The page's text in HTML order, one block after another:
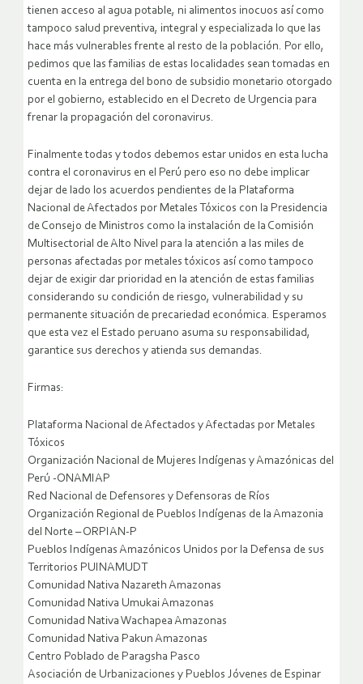
tienen acceso al agua potable, ni alimentos inocuos así como
tampoco salud preventiva, integral y especializada lo que las
hace más vulnerables frente al resto de la población. Por ello,
pedimos que las familias de estas localidades sean tomadas en
cuenta en la entrega del bono de subsidio monetario otorgado
por el gobierno, establecido en el Decreto de Urgencia para
frenar la propagación del coronavirus.
Finalmente todas y todos debemos estar unidos en esta lucha
contra el coronavirus en el Perú pero eso no debe implicar
dejar de lado los acuerdos pendientes de la Plataforma
Nacional de Afectados por Metales Tóxicos con la Presidencia
de Consejo de Ministros como la instalación de la Comisión
Multisectorial de Alto Nivel para la atención a las miles de
personas afectadas por metales tóxicos así como tampoco
dejar de exigir dar prioridad en la atención de estas familias
considerando su condición de riesgo, vulnerabilidad y su
permanente situación de precariedad económica. Esperamos
que esta vez el Estado peruano asuma su responsabilidad,
garantice sus derechos y atienda sus demandas.
Firmas:
Plataforma Nacional de Afectados y Afectadas por Metales
Tóxicos
Organización Nacional de Mujeres Indígenas y Amazónicas del
Perú -ONAMIAP
Red Nacional de Defensores y Defensoras de Ríos
Organización Regional de Pueblos Indígenas de la Amazonia
del Norte – ORPIAN-P
Pueblos Indígenas Amazónicos Unidos por la Defensa de sus
Territorios PUINAMUDT
Comunidad Nativa Nazareth Amazonas
Comunidad Nativa Umukai Amazonas
Comunidad Nativa Wachapea Amazonas
Comunidad Nativa Pakun Amazonas
Centro Poblado de Paragsha Pasco
Asociación de Urbanizaciones y Pueblos Jóvenes de Espinar